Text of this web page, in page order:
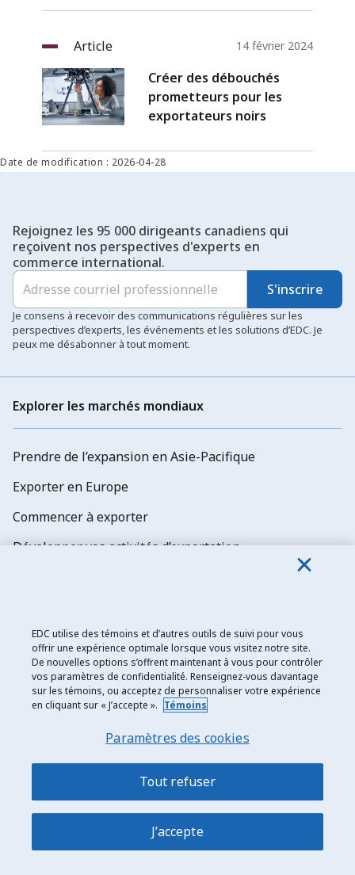
Article 14 février 2024
Créer des débouchés
prometteurs pour les
exportateurs noirs
Date de modification : 2026-04-28
Rejoignez les 95 000 dirigeants canadiens qui
reçoivent nos perspectives d'experts en
commerce international.
S'inscrire
Je consens à recevoir des communications régulières sur les
perspectives d’experts, les événements et les solutions d’EDC. Je
peux me désabonner à tout moment.
Explorer les marchés mondiaux
Prendre de l’expansion en Asie-Pacifique
Exporter en Europe
Commencer à exporter
Développer vos activités d’exportation
Institutions financières canadiennes
Courtiers d’assurance
Fournisseurs
Communiquer avec nous
EDC utilise des témoins et d’autres outils de suivi pour vous
offrir une expérience optimale lorsque vous visitez notre site.
De nouvelles options s’offrent maintenant à vous pour contrôler
vos paramètres de confidentialité. Renseignez-vous davantage
sur les témoins, ou acceptez de personnaliser votre expérience
en cliquant sur « J’accepte ». Témoins
Paramètres des cookies
Tout refuser
J’accepte